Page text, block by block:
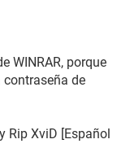
WINRAR, porque
de
Rip XviD [Español